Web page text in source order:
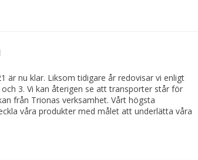
är nu klar. Liksom tidigare år redovisar vi enligt
3. Vi kan återigen se att transporter står för
från Trionas verksamhet. Vårt högsta
våra produkter med målet att underlätta våra